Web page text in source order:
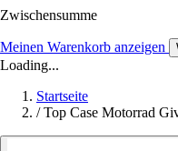
Zwischensumme
Meinen Warenkorb anzeigen
Loading...
Startseite
/ Top Case Motorrad